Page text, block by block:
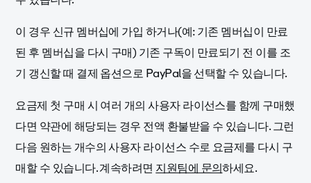
이 경우 신규 멤버십에 가입 하거나(예: 기존 멤버십이 만료
된 후 멤버십을 다시 구매) 기존 구독이 만료되기 전 이를 조
기 갱신할 때 결제 옵션으로 PayPal을 선택할 수 있습니다.
요금제 첫 구매 시 여러 개의 사용자 라이선스를 함께 구매했
다면 약관에 해당되는 경우 전액 환불받을 수 있습니다. 그런
다음 원하는 개수의 사용자 라이선스 수로 요금제를 다시 구
매할 수 있습니다. 계속하려면지원팀에 문의하세요.